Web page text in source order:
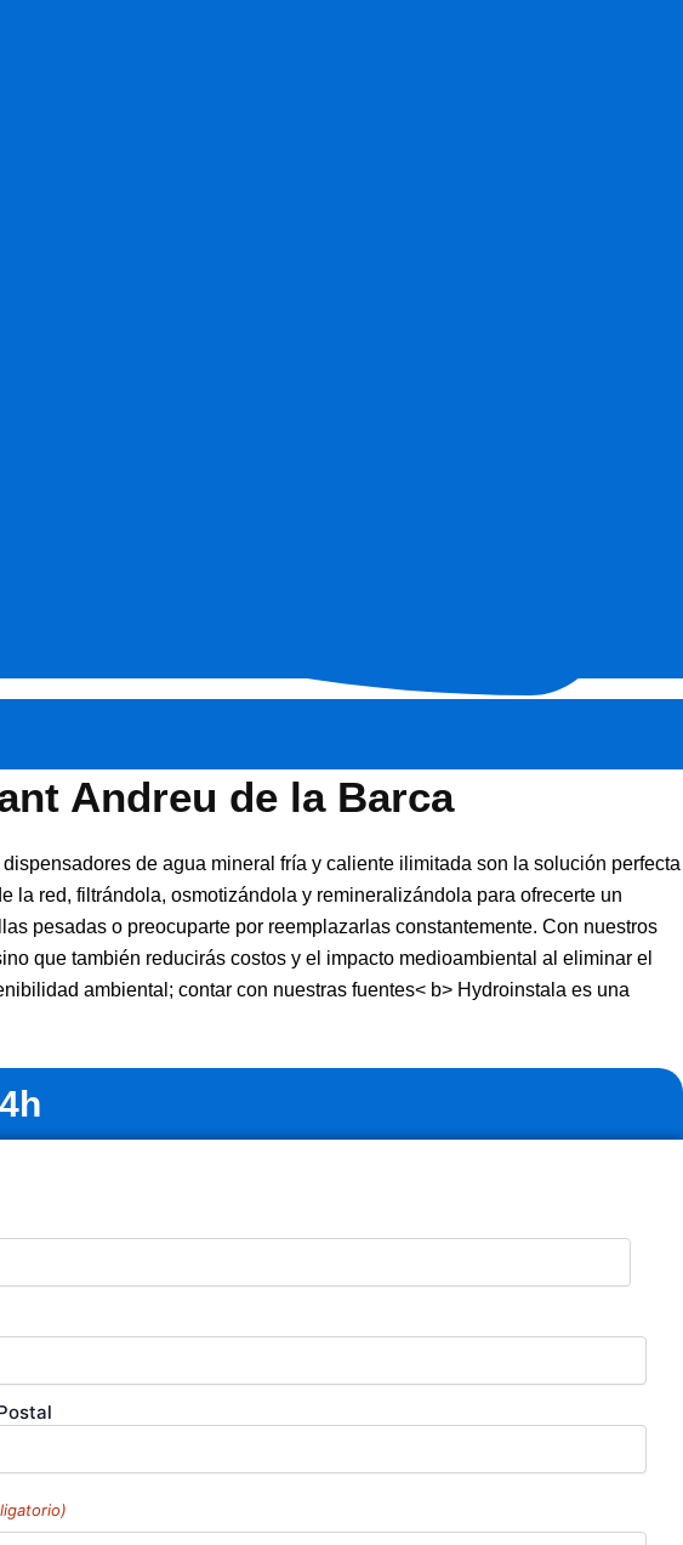
Andreu de la Barca
de agua mineral fría y caliente ilimitada son la solución perfecta
la red, filtrándola, osmotizándola y remineralizándola para ofrecerte un
pesadas o preocuparte por reemplazarlas constantemente. Con nuestros
que también reducirás costos y el impacto medioambiental al eliminar el
ambiental; contar con nuestras fuentes< b> Hydroinstala es una